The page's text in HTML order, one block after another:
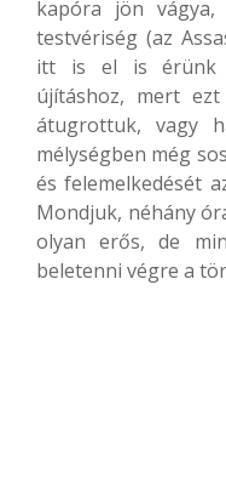
kapóra jön
testvériség (az
itt is el is érünk
újításhoz, mert
átugrottuk, vagy
mélységben még
és felemelkedését
Mondjuk, néhány
olyan erős, de
beletenni végre a